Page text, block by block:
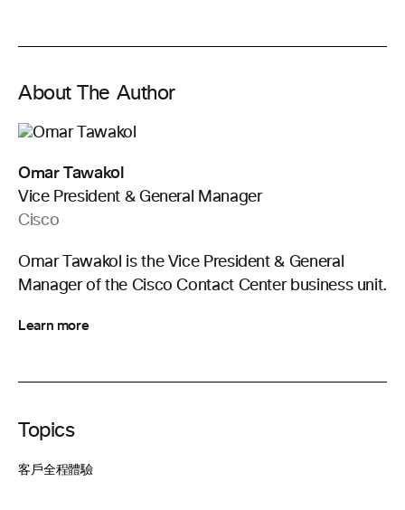
About The Author
Omar Tawakol
Vice President & General Manager
Cisco
Omar Tawakol is the Vice President & General
Manager of the Cisco Contact Center business unit.
Learn more
Topics
客戶全程體驗